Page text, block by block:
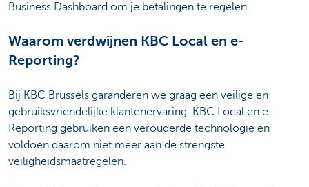
Business Dashboard om je betalingen te regelen.
Waarom verdwijnen KBC Local en e-
Reporting?
Bij KBC Brussels garanderen we graag een veilige en
gebruiksvriendelijke klantenervaring. KBC Local en e-
Reporting gebruiken een verouderde technologie en
voldoen daarom niet meer aan de strengste
veiligheidsmaatregelen.